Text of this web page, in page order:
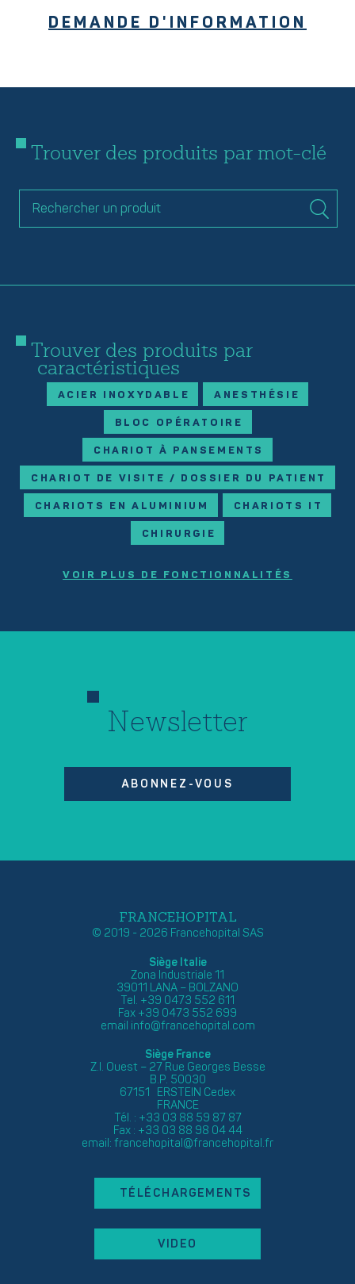
DEMANDE D'INFORMATION
Trouver des produits par mot-clé
Trouver des produits par
caractéristiques
ACIER INOXYDABLE ANESTHÉSIE
BLOC OPÉRATOIRE
CHARIOT À PANSEMENTS
CHARIOT DE VISITE / DOSSIER DU PATIENT
CHARIOTS EN ALUMINIUM CHARIOTS IT
CHIRURGIE
VOIR PLUS DE FONCTIONNALITÉS
Newsletter
ABONNEZ-VOUS
FRANCEHOPITAL
© 2019 - 2026 Francehopital SAS
Siège Italie
Zona Industriale 11
39011 LANA – BOLZANO
Tel. +39 0473 552 611
Fax +39 0473 552 699
email info@francehopital.com
Siège France
Z.I. Ouest – 27 Rue Georges Besse
B.P. 50030
67151 ERSTEIN Cedex
FRANCE
Tél. : +33 03 88 59 87 87
Fax : +33 03 88 98 04 44
email: francehopital@francehopital.fr
TÉLÉCHARGEMENTS
VIDEO